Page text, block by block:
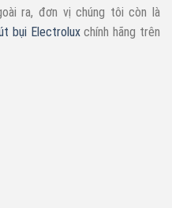
ra, đơn vị chúng tôi còn là
bụi Electroluxchính hãng trên